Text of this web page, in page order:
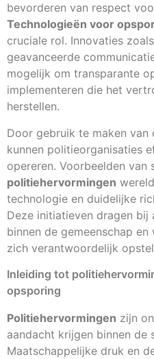
bevorderen van respect
Technologieën voor
cruciale rol. Innovaties
geavanceerde
mogelijk om transparante
implementeren die het
herstellen.
Door gebruik te maken van
kunnen politieorganisaties
opereren. Voorbeelden van
politiehervormingen
technologie en duidelijke
Deze initiatieven dragen bij
binnen de gemeenschap
zich verantwoordelijk
Inleiding tot
opsporing
Politiehervormingen zijn
aandacht krijgen binnen de
Maatschappelijke druk en